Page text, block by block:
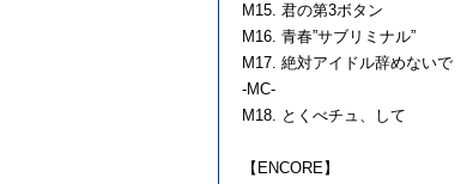
M15. 君の第3ボタン
M16. 青春”サブリミナル”
M17. 絶対アイドル辞めないで
-MC-
M18. とくべチュ、して
【ENCORE】